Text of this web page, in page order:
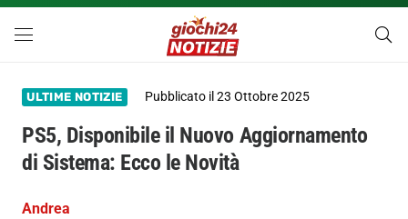
ULTIME NOTIZIE Pubblicato il23 Ottobre 2025
PS5, Disponibile il Nuovo Aggiornamento
di Sistema: Ecco le Novità
Andrea